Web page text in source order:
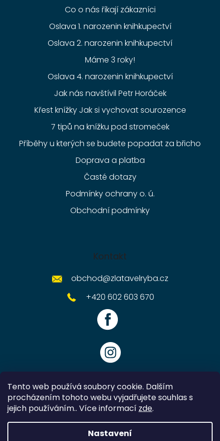
Tento web používá soubory cookie. Dalším
procházením tohoto webu vyjadřujete souhlas s
jejich používáním.. Více informací zde.
Nastavení
Co o nás říkají zákazníci
Oslava 1. narozenin knihkupectví
Oslava 2. narozenin knihkupectví
Máme 3 roky!
Oslava 4. narozenin knihkupectví
Jak nás navštívil Petr Horáček
Křest knížky Jak si vychovat sourozence
7 tipů na knížku pod stromeček
Příběhy u kterých se budete popadat za břicho
Doprava a platba
Časté dotazy
Podmínky ochrany o. ú.
Obchodní podmínky
Kontakt
obchod@zlatavelryba.cz
+420 602 603 670
Vytvořil Shoptet